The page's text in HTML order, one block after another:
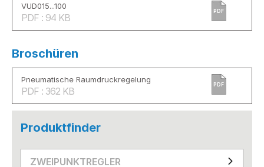
VUD015...100
PDF : 94 KB
PDF
Broschüren
Pneumatische Raumdruckregelung
PDF : 362 KB
PDF
Produktfinder
ZWEIPUNKTREGLER